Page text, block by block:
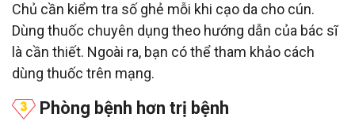
Chủ cần kiểm tra số ghẻ mỗi khi cạo da cho cún.
Dùng thuốc chuyên dụng theo hướng dẫn của bác sĩ
là cần thiết. Ngoài ra, bạn có thể tham khảo cách
dùng thuốc trên mạng.
Phòng bệnh hơn trị bệnh